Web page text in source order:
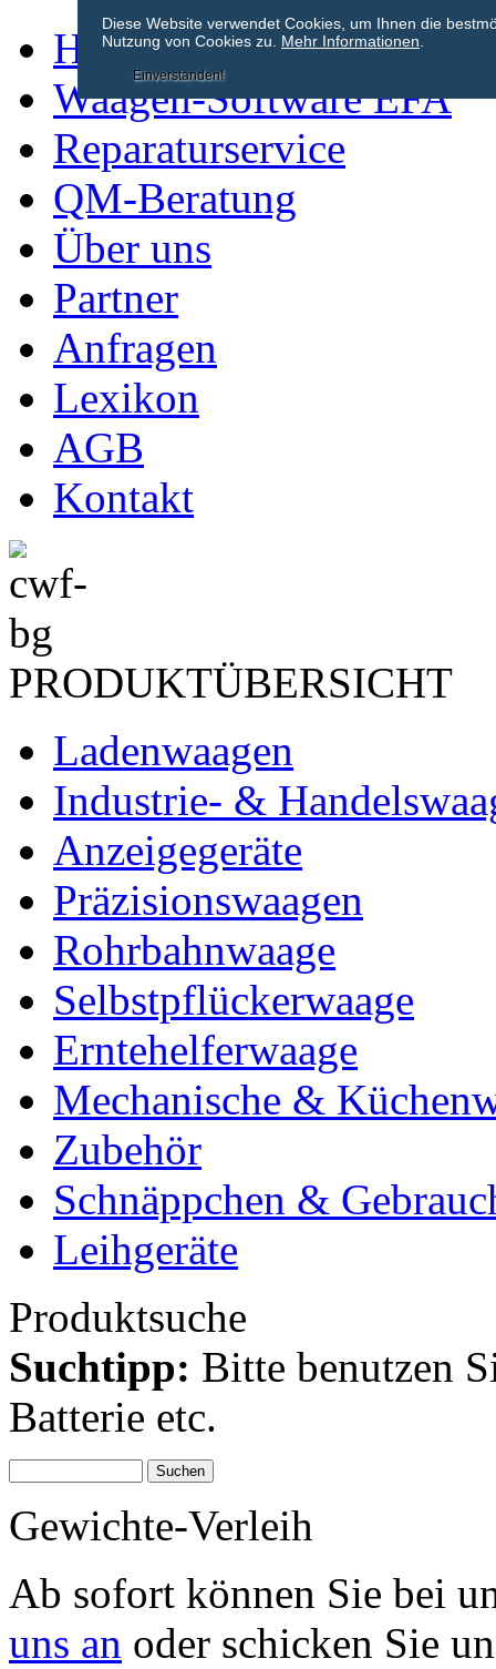
Home
Waagen-Software EFA
Reparaturservice
QM-Beratung
Über uns
Partner
Anfragen
Lexikon
AGB
Kontakt
PRODUKTÜBERSICHT
Ladenwaagen
Industrie- &
Anzeigegeräte
Präzisionswaagen
Rohrbahnwaage
Selbstpflückerwaage
Erntehelferwaage
Mechanische &
Zubehör
Schnäppchen &
Leihgeräte
Produktsuche
Suchtipp: Bitte benutzen
Batterie etc.
Gewichte-Verleih
Ab sofort können Sie bei
uns an oder schicken Sie
Diese Website verwendet Cookies, um Ihnen die
Nutzung von Cookies zu. Mehr Informationen
Einverstanden!